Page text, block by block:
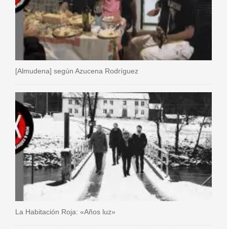
[Almudena] según Azucena Rodríguez
La Habitación Roja: «Años luz»